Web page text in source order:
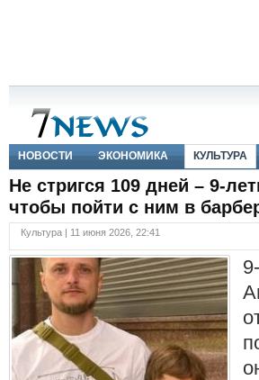
НОВОСТИ ЭКОНОМИКА КУЛЬТУРА
Не стригся 109 дней – 9-
чтобы пойти с ним в
Культура | 11 июня 2026, 22:41